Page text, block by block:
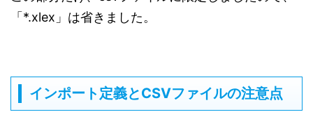
「*.xlex」は省きました。
インポート定義とCSVファイルの注意点